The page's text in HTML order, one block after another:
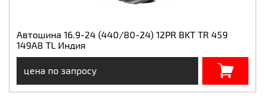
Автошина 16.9-24 (440/80-24) 12PR BKT TR 459
149A8 TL Индия
цена по запросу